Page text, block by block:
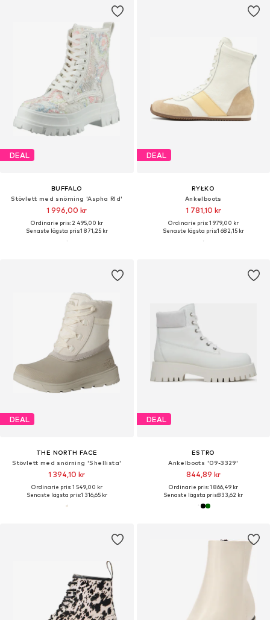
DEAL
BUFFALO
Stövlett med snörning 'Aspha Rld'
1 996,00 kr
Ordinarie pris: 2 495,00 kr
Senaste lägsta pris:1 871,25 kr
DEAL
RYŁKO
Ankelboots
1 781,10 kr
Ordinarie pris: 1 979,00 kr
Senaste lägsta pris:1 682,15 kr
DEAL
THE NORTH FACE
Stövlett med snörning 'Shellista'
1 394,10 kr
Ordinarie pris: 1 549,00 kr
Senaste lägsta pris:1 316,65 kr
DEAL
ESTRO
Ankelboots '09-3329'
844,89 kr
Ordinarie pris: 1 866,49 kr
Senaste lägsta pris:833,62 kr